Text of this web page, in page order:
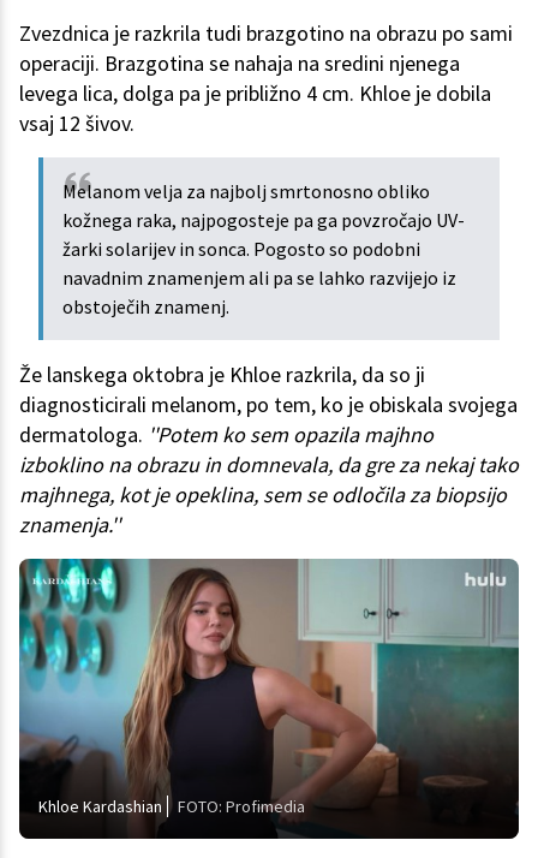
Zvezdnica je razkrila tudi brazgotino na obrazu po sami
operaciji. Brazgotina se nahaja na sredini njenega
levega lica, dolga pa je približno 4 cm. Khloe je dobila
vsaj 12 šivov.
Melanom velja za najbolj smrtonosno obliko
kožnega raka, najpogosteje pa ga povzročajo UV-
žarki solarijev in sonca. Pogosto so podobni
navadnim znamenjem ali pa se lahko razvijejo iz
obstoječih znamenj.
Že lanskega oktobra je Khloe razkrila, da so ji
diagnosticirali melanom, po tem, ko je obiskala svojega
dermatologa. ''Potem ko sem opazila majhno
izboklino na obrazu in domnevala, da gre za nekaj tako
majhnega, kot je opeklina, sem se odločila za biopsijo
znamenja.''
Khloe Kardashian FOTO: Profimedia